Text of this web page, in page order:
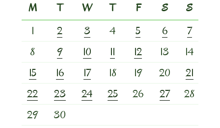
M
T W T F S
S
1
2 3 4 5 6
7
8
9 10 11 12 13
14
15
16 17 18 19 20
21
22
23 24 25 26 27
28
29
30